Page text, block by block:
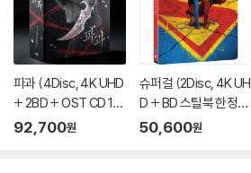
파과 (4Disc, 4K UHD
+ 2BD + OST CD 15
00장 한정 스틸북 한정
92,700원
슈퍼걸 (2Disc, 4K UH
D + BD 스틸북 한정
판) (펀치) : 블루레이
50,600원